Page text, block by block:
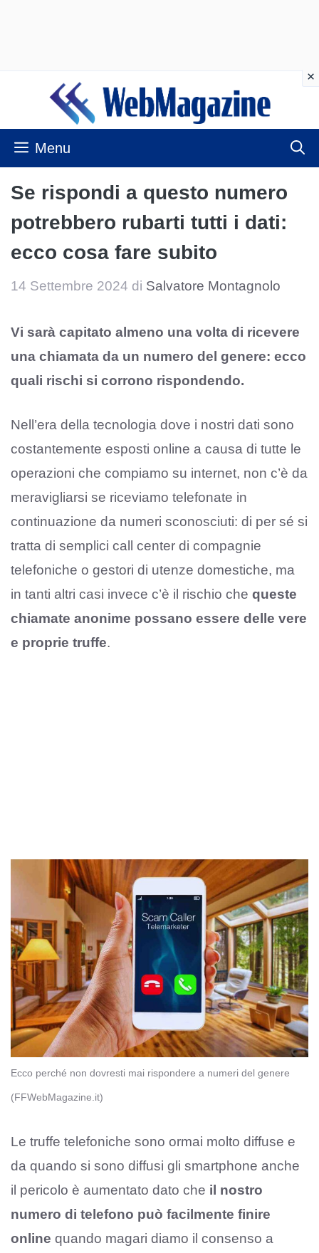
contenuto
Menu
Se rispondi a questo numero
potrebbero rubarti tutti i dati:
ecco cosa fare subito
14 Settembre 2024 di Salvatore Montagnolo
Vi sarà capitato almeno una volta di ricevere
una chiamata da un numero del genere: ecco
quali rischi si corrono rispondendo.
Nell’era della tecnologia dove i nostri dati sono
costantemente esposti online a causa di tutte le
operazioni che compiamo su internet, non c’è da
meravigliarsi se riceviamo telefonate in
continuazione da numeri sconosciuti: di per sé si
tratta di semplici call center di compagnie
telefoniche o gestori di utenze domestiche, ma
in tanti altri casi invece c’è il rischio che queste
chiamate anonime possano essere delle vere
e proprie truffe.
Ecco perché non dovresti mai rispondere a numeri del genere
(FFWebMagazine.it)
Le truffe telefoniche sono ormai molto diffuse e
da quando si sono diffusi gli smartphone anche
il pericolo è aumentato dato che il nostro
numero di telefono può facilmente finire
online quando magari diamo il consenso a